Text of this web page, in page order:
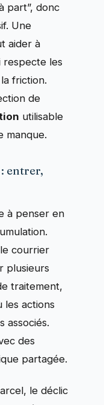
part”, donc
Une
aider à
respecte les
friction.
de
utilisable
manque.
entrer,
à penser en
courrier
plusieurs
traitement,
les actions
associés.
des
partagée.
le déclic